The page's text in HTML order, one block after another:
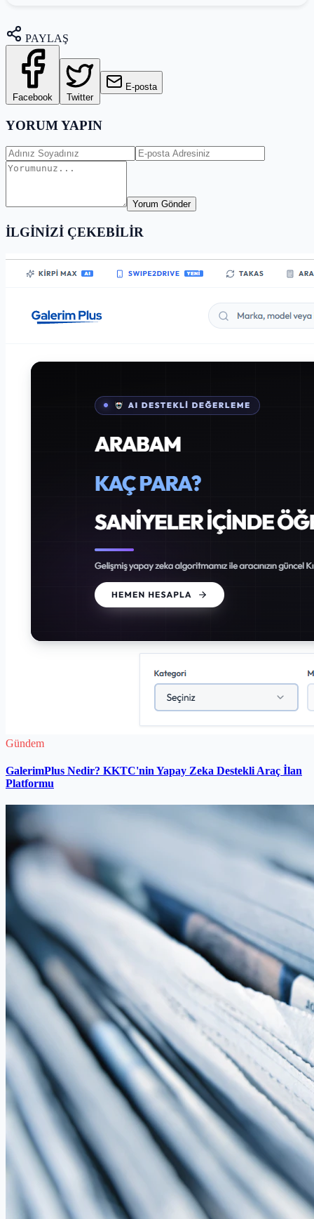
PAYLAŞ
Facebook Twitter
E-posta
YORUM YAPIN
Yorum Gönder
İLGİNİZİ ÇEKEBİLİR
Gündem
GalerimPlus Nedir? KKTC'nin Yapay Zeka Destekli Araç İlan
Platformu